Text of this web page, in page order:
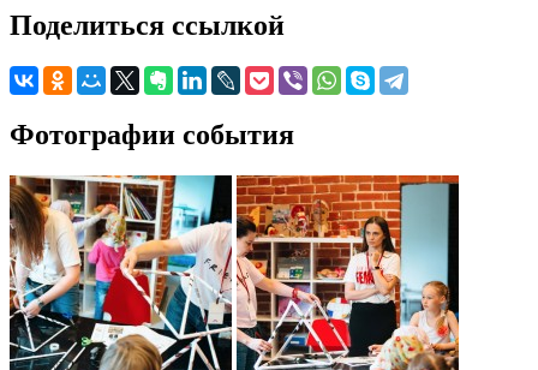
Поделиться ссылкой
Фотографии события